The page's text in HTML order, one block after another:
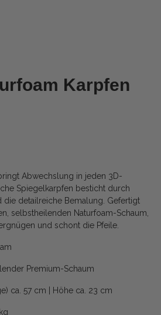
Karpfen
Abwechslung in jeden 3D-
Spiegelkarpfen besticht durch
die detailreiche Bemalung. Gefertigt
selbstheilenden Naturfoam-Schaum,
und schont die Pfeile.
Premium-Schaum
ca. 57 cm | Höhe ca. 23 cm